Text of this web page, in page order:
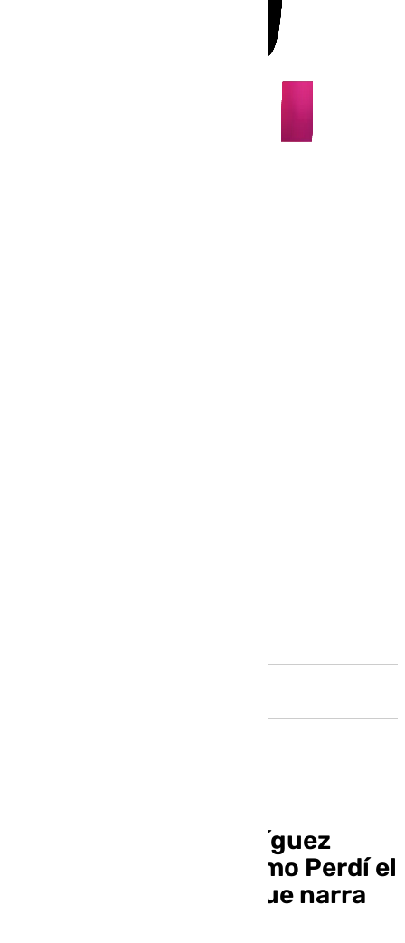
Juan Francisco Rodríguez
publica ‘Alquimia: Cómo Perdí el
Miedo a Volar’, en el que narra